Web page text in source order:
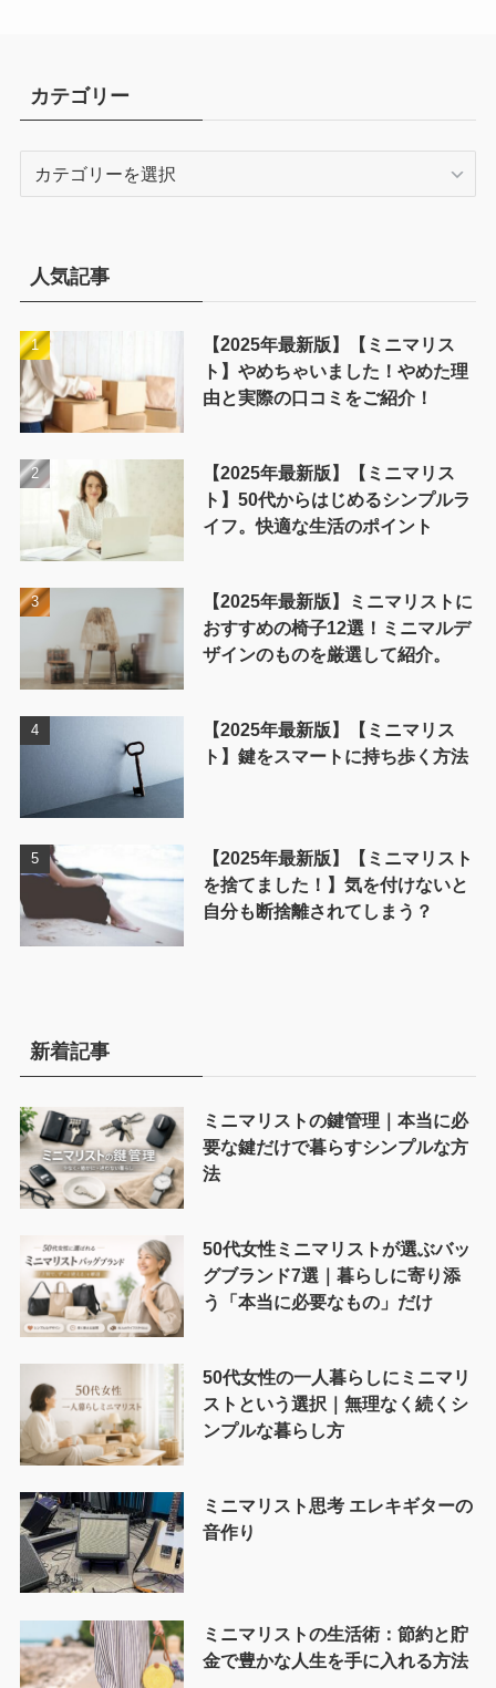
カテゴリー
人気記事
【2025年最新版】【ミニマリス
ト】やめちゃいました！やめた理
由と実際の口コミをご紹介！
【2025年最新版】【ミニマリス
ト】50代からはじめるシンプルラ
イフ。快適な生活のポイント
【2025年最新版】ミニマリストに
おすすめの椅子12選！ミニマルデ
ザインのものを厳選して紹介。
【2025年最新版】【ミニマリス
ト】鍵をスマートに持ち歩く方法
【2025年最新版】【ミニマリスト
を捨てました！】気を付けないと
自分も断捨離されてしまう？
新着記事
ミニマリストの鍵管理｜本当に必
要な鍵だけで暮らすシンプルな方
法
50代女性ミニマリストが選ぶバッ
グブランド7選｜暮らしに寄り添
う「本当に必要なもの」だけ
50代女性の一人暮らしにミニマリ
ストという選択｜無理なく続くシ
ンプルな暮らし方
ミニマリスト思考 エレキギターの
音作り
ミニマリストの生活術：節約と貯
金で豊かな人生を手に入れる方法